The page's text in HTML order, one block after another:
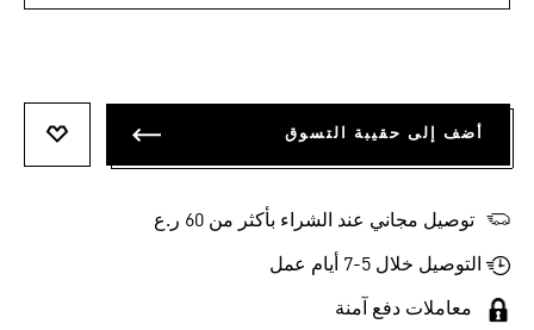
أضف إلى حقيبة التسوق
توصيل مجاني عند الشراء بأكثر من 60 ر.ع
التوصيل خلال 5-7 أيام عمل
معاملات دفع آمنة